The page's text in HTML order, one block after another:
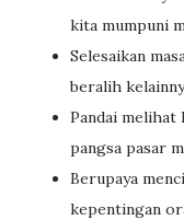
kita mumpuni
Selesaikan
beralih
Pandai melihat
pangsa pasar
Berupaya
kepentingan